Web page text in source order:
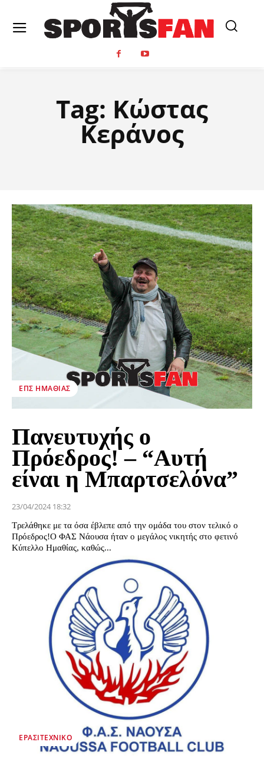
Tag: Κώστας
Κεράνος
ΕΠΣ ΗΜΑΘΊΑΣ
Πανευτυχής ο
Πρόεδρος! – “Αυτή
είναι η Μπαρτσελόνα”
23/04/2024 18:32
Τρελάθηκε με τα όσα έβλεπε από την ομάδα του στον τελικό ο
Πρόεδρος!Ο ΦΑΣ Νάουσα ήταν ο μεγάλος νικητής στο φετινό
Κύπελλο Ημαθίας, καθώς...
ΕΡΑΣΙΤΕΧΝΙΚΟ